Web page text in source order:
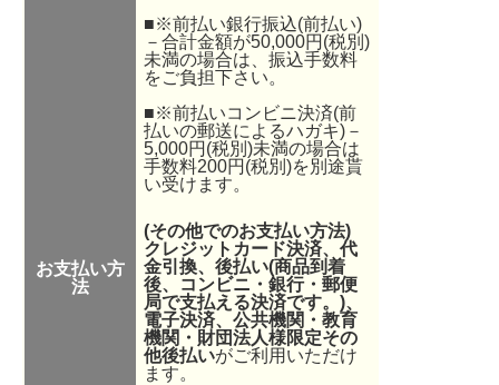
お支払い方
法
■※前払い銀行振込(前払い)
－合計金額が50,000円(税別)
未満の場合は、振込手数料
をご負担下さい。
■※前払いコンビニ決済(前
払いの郵送によるハガキ)－
5,000円(税別)未満の場合は
手数料200円(税別)を別途貰
い受けます。
(その他でのお支払い方法)
クレジットカード決済、代
金引換、後払い(商品到着
後、コンビニ・銀行・郵便
局で支払える決済です。 )、
電子決済、公共機関・教育
機関・財団法人様限定その
他後払いがご利用いただけ
ます。